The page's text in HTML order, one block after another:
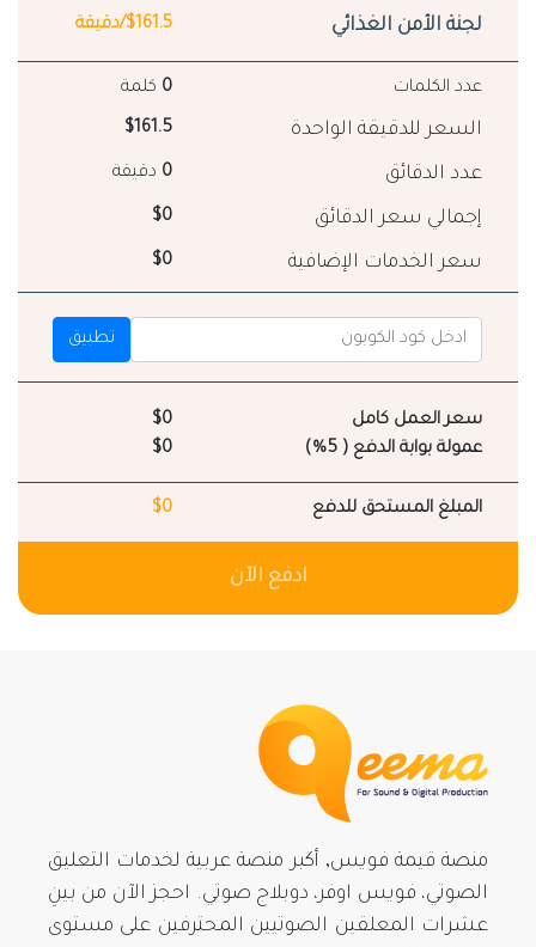
لجنة الأمن الغذائي $161.5/دقيقة
عدد الكلمات 0 كلمة
السعر للدقيقة الواحدة $161.5
عدد الدقائق 0 دقيقة
إجمالي سعر الدقائق $0
سعر الخدمات الإضافية $0
تطبيق
سعر العمل كامل
$0
عمولة بوابة الدفع ( 5%)
$0
المبلغ المستحق للدفع $0
ادفع الآن
منصة قيمة فويس, أكبر منصة عربية لخدمات التعليق
الصوتي، فويس اوفر، دوبلاج صوتي. احجز الآن من بينِ
عشرات المعلقين الصوتيين المحترفين على مستوى